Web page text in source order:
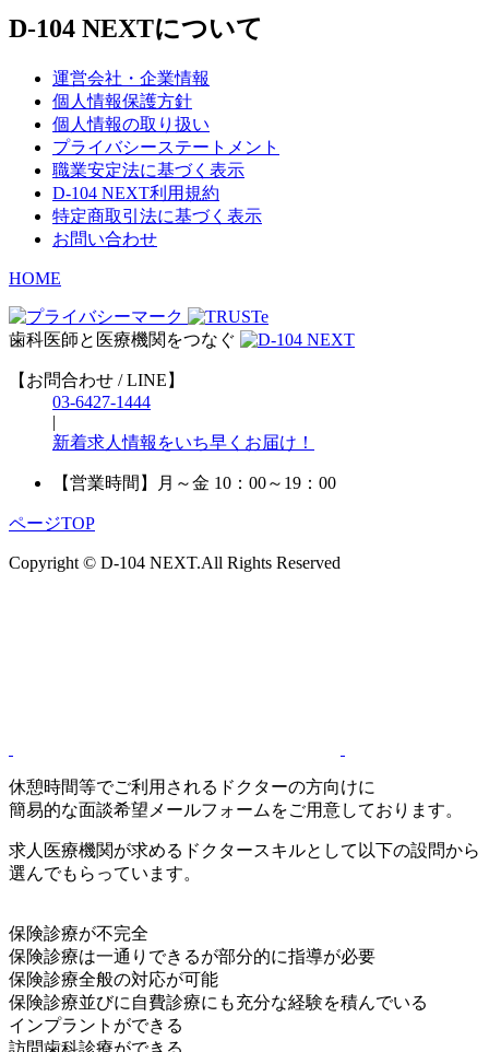
D-104 NEXTについて
運営会社・企業情報
個人情報保護方針
個人情報の取り扱い
プライバシーステートメント
職業安定法に基づく表示
D-104 NEXT利用規約
特定商取引法に基づく表示
お問い合わせ
HOME
歯科医師と医療機関をつなぐ
【お問合わせ / LINE】
03-6427-1444
|
新着求人情報をいち早くお届け！
【営業時間】 月～金 10：00～19：00
ページTOP
Copyright © D-104 NEXT.All Rights Reserved
休憩時間等でご利用されるドクターの方向けに
簡易的な面談希望メールフォームをご用意しております。
求人医療機関が求めるドクタースキルとして以下の設問から
選んでもらっています。
保険診療が不完全
保険診療は一通りできるが部分的に指導が必要
保険診療全般の対応が可能
保険診療並びに自費診療にも充分な経験を積んでいる
インプラントができる